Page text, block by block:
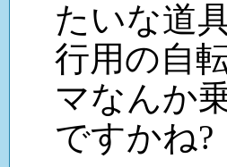
たいな道
行用の自
マなんか
ですかね?